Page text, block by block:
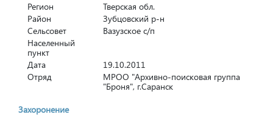
Регион
Тверская обл.
Район
Зубцовский р-н
Сельсовет
Вазузское с/п
Населенный
пункт
Дата
19.10.2011
Отряд
МРОО "Архивно-поисковая группа
"Броня", г.Саранск
Захоронение